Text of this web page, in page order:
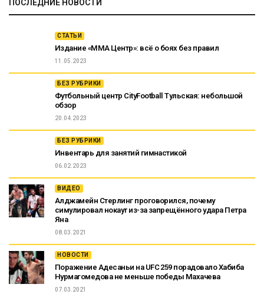
ПОСЛЕДНИЕ НОВОСТИ
СТАТЬИ
Издание «ММА Центр»: всё о боях без правил
11.05.2023
БЕЗ РУБРИКИ
Футбольный центр CityFootball Тульская: небольшой
обзор
20.04.2023
БЕЗ РУБРИКИ
Инвентарь для занятий гимнастикой
06.02.2023
ВИДЕО
Алджамейн Стерлинг проговорился, почему
симулировал нокаут из-за запрещённого удара Петра
Яна
08.03.2021
НОВОСТИ
Поражение Адесаньи на UFC 259 порадовало Хабиба
Нурмагомедова не меньше победы Махачева
07.03.2021